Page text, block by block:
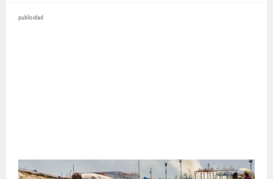
publicidad